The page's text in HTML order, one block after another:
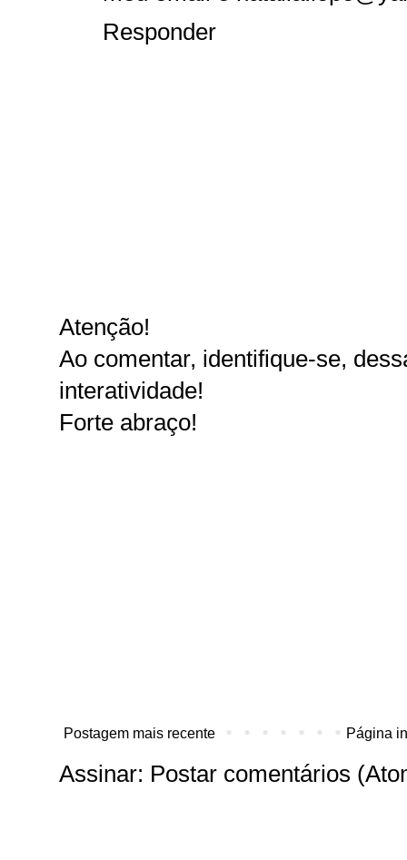
Responder
Atenção!
Ao comentar, identifique-se,
interatividade!
Forte abraço!
Postagem mais recente Página
Assinar: Postar comentários